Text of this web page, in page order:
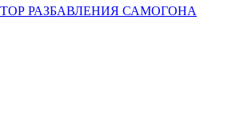
РАЗБАВЛЕНИЯ САМОГОНА